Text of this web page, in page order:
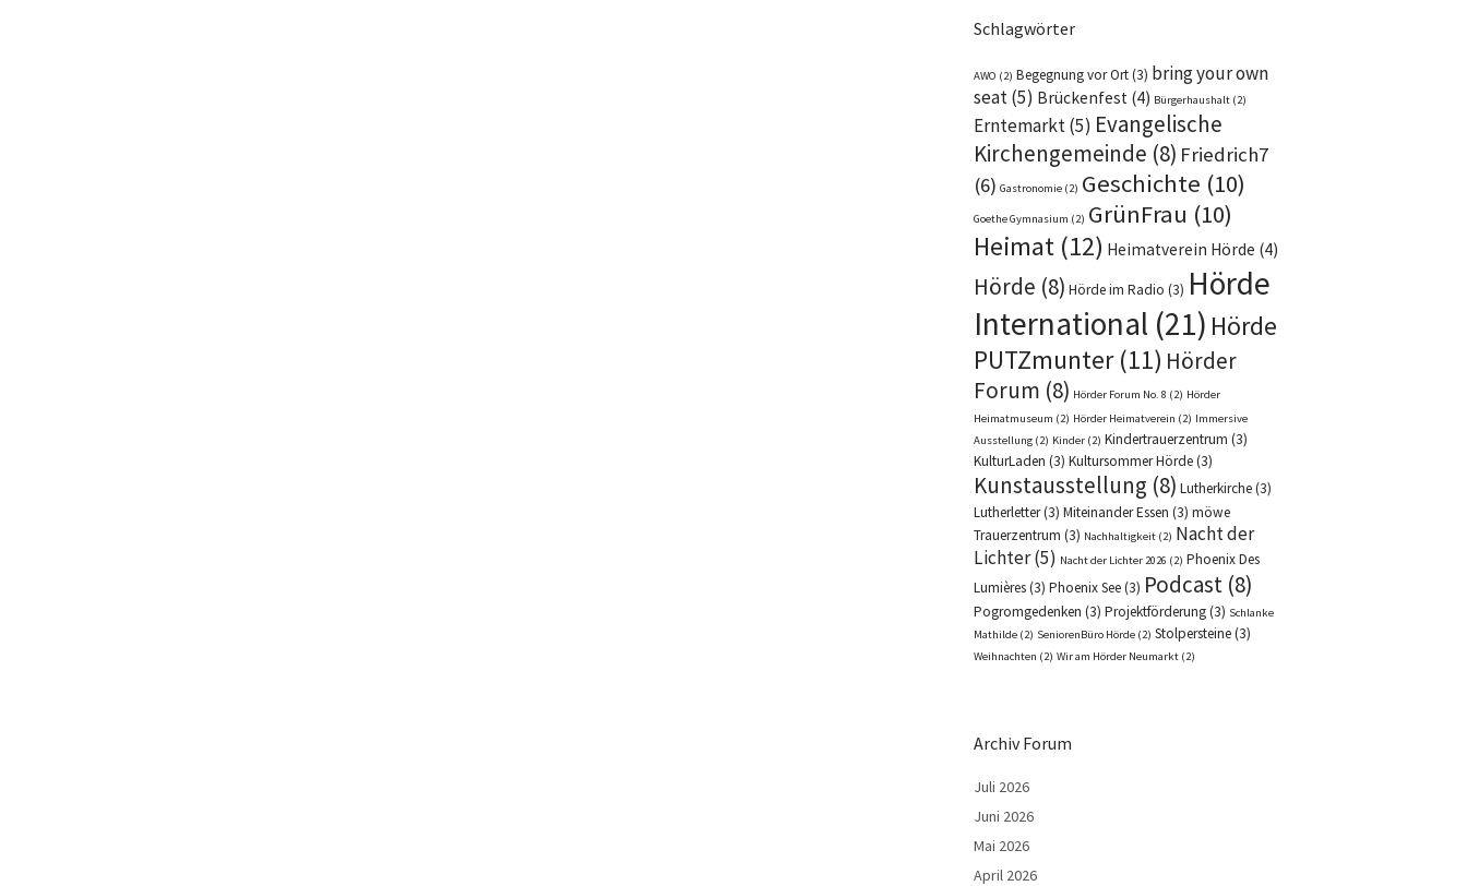
Schlagwörter
AWO (2) Begegnung vor Ort(3) bring your own
seat(5) Brückenfest (4) Bürgerhaushalt (2)
Erntemarkt(5) Evangelische
Kirchengemeinde (8) Friedrich7
(6) Gastronomie (2) Geschichte (10)
Goethe Gymnasium (2) GrünFrau (10)
Heimat (12) Heimatverein Hörde (4)
Hörde (8) Hörde im Radio (3) Hörde
International (21) Hörde
PUTZmunter(11) Hörder
Forum (8) Hörder Forum No. 8 (2) Hörder
Heimatmuseum (2) Hörder Heimatverein (2) Immersive
Ausstellung (2) Kinder (2) Kindertrauerzentrum (3)
KulturLaden (3) Kultursommer Hörde(3)
Kunstausstellung (8) Lutherkirche(3)
Lutherletter(3) Miteinander Essen (3) möwe
Trauerzentrum (3) Nachhaltigkeit (2) Nacht der
Lichter(5) Nacht der Lichter 2026 (2) Phoenix Des
Lumières(3) Phoenix See(3) Podcast (8)
Pogromgedenken (3) Projektförderung(3) Schlanke
Mathilde (2) SeniorenBüro Hörde (2) Stolpersteine(3)
Weihnachten (2) Wir am Hörder Neumarkt (2)
Archiv Forum
Juli 2026
Juni 2026
Mai 2026
April 2026